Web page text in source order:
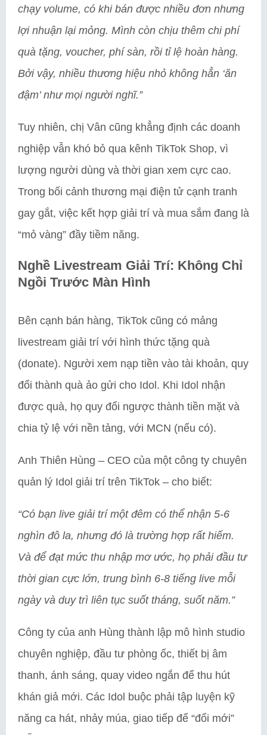
chạy volume, có khi bán được nhiều đơn nhưng
lợi nhuận lại mỏng. Mình còn chịu thêm chi phí
quà tặng, voucher, phí sàn, rồi tỉ lệ hoàn hàng.
Bởi vậy, nhiều thương hiệu nhỏ không hẳn ‘ăn
đậm’ như mọi người nghĩ.”
Tuy nhiên, chị Vân cũng khẳng định các doanh
nghiệp vẫn khó bỏ qua kênh TikTok Shop, vì
lượng người dùng và thời gian xem cực cao.
Trong bối cảnh thương mại điện tử cạnh tranh
gay gắt, việc kết hợp giải trí và mua sắm đang là
“mỏ vàng” đầy tiềm năng.
Nghề Livestream Giải Trí: Không Chỉ
Ngồi Trước Màn Hình
Bên cạnh bán hàng, TikTok cũng có mảng
livestream giải trí với hình thức tặng quà
(donate). Người xem nạp tiền vào tài khoản, quy
đổi thành quà ảo gửi cho Idol. Khi Idol nhận
được quà, họ quy đổi ngược thành tiền mặt và
chia tỷ lệ với nền tảng, với MCN (nếu có).
Anh Thiên Hùng – CEO của một công ty chuyên
quản lý Idol giải trí trên TikTok – cho biết:
“Có bạn live giải trí một đêm có thể nhận 5-6
nghìn đô la, nhưng đó là trường hợp rất hiếm.
Và để đạt mức thu nhập mơ ước, họ phải đầu tư
thời gian cực lớn, trung bình 6-8 tiếng live mỗi
ngày và duy trì liên tục suốt tháng, suốt năm.”
Công ty của anh Hùng thành lập mô hình studio
chuyên nghiệp, đầu tư phòng ốc, thiết bị âm
thanh, ánh sáng, quay video ngắn để thu hút
khán giả mới. Các Idol buộc phải tập luyện kỹ
năng ca hát, nhảy múa, giao tiếp để “đổi mới”